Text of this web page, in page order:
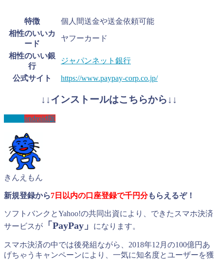
特徴
個人間送金や送金依頼可能
相性のいいカ
ード
ヤフーカード
相性のいい銀
行
ジャパンネット銀行
公式サイト https://www.paypay-corp.co.jp/
↓↓インストールはこちらから↓↓
android版
きんえもん
新規登録から7日以内の口座登録で千円分もらえるぞ！
ソフトバンクとYahoo!の共同出資により、できたスマホ決済
サービスが
「PayPay」 になります。
スマホ決済の中では後発組ながら、2018年12月の100億円あ
げちゃうキャンペーンにより、一気に知名度とユーザーを獲